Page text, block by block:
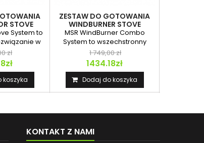
STOVE
System to
w
zł
koszyka
ZESTAW DO GOTOWANIA
WINDBURNER STOVE
SYSTEM COMBO
MSR WindBurner Combo
System to wszechstronny
zestaw do gotowania dla...
1 749,00 zł
1434.18zł
Dodaj do koszyka
KONTAKT Z NAMI